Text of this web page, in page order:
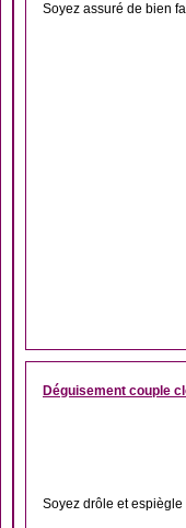
Soyez assuré de bien
Déguisement couple
Soyez drôle et